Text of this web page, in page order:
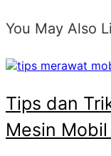
You May Also
Tips dan
Mesin